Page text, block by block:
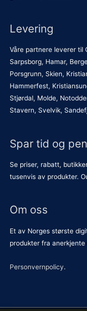
Levering
Våre partnere leverer til
Sarpsborg, Hamar,
Porsgrunn, Skien,
Hammerfest,
Stjørdal, Molde,
Stavern, Svelvik,
Spar tid og
Se priser, rabatt,
tusenvis av produkter.
Om oss
Et av Norges største
produkter fra anerkjente
Personvernpolicy.